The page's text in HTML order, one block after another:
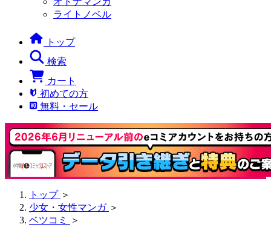
ライトノベル
トップ
検索
カート
初めての方
無料・セール
トップ ＞
少女・女性マンガ ＞
ベツコミ
＞